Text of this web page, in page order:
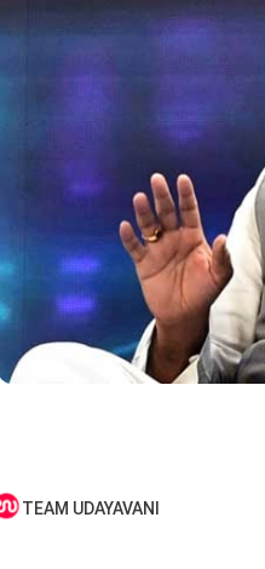
TEAM UDAYAVANI